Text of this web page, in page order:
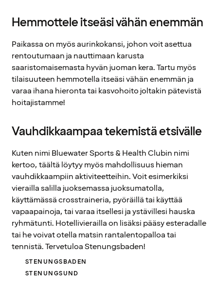
Hemmottele itseäsi vähän enemmän
Paikassa on myös aurinkokansi, johon voit asettua
rentoutumaan ja nauttimaan karusta
saaristomaisemasta hyvän juoman kera. Tartu myös
tilaisuuteen hemmotella itseäsi vähän enemmän ja
varaa ihana hieronta tai kasvohoito joltakin pätevistä
hoitajistamme!
Vauhdikkaampaa tekemistä etsivälle
Kuten nimi Bluewater Sports & Health Clubin nimi
kertoo, täältä löytyy myös mahdollisuus hieman
vauhdikkaampiin aktiviteetteihin. Voit esimerkiksi
vierailla salilla juoksemassa juoksumatolla,
käyttämässä crosstraineria, pyöräillä tai käyttää
vapaapainoja, tai varaa itsellesi ja ystävillesi hauska
ryhmätunti. Hotellivierailla on lisäksi pääsy esteradalle
tai he voivat otella matsin rantalentopalloa tai
tennistä. Tervetuloa Stenungsbaden!
STENUNGSBADEN
STENUNGSUND